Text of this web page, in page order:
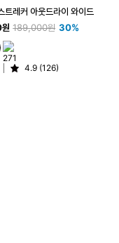
트레커 아웃드라이 와이드
189,000원 30%
4.9 (126)